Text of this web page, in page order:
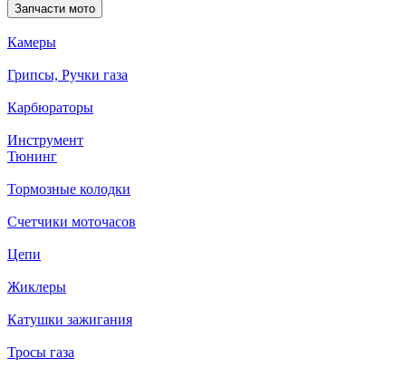
Запчасти мото
Камеры
Грипсы, Ручки газа
Карбюраторы
Инструмент
Тюнинг
Тормозные колодки
Счетчики моточасов
Цепи
Жиклеры
Катушки зажигания
Тросы газа